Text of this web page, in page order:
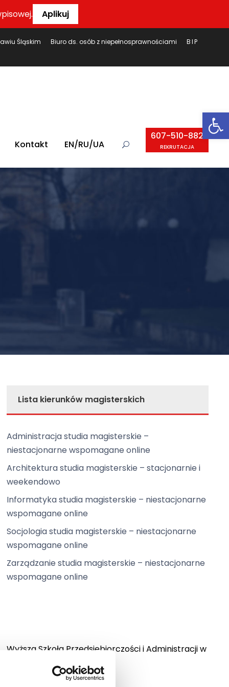
Aplikuj
Śląskim Biuro ds. osób z niepełnosprawnościami BIP
Kontakt EN/RU/UA
607-510-882
REKRUTACJA
Lista kierunków magisterskich
Administracja studia magisterskie –
niestacjonarne wspomagane online
Architektura studia magisterskie – stacjonarnie i
weekendowo
Informatyka studia magisterskie – niestacjonarne
wspomagane online
Socjologia studia magisterskie – niestacjonarne
wspomagane online
Zarządzanie studia magisterskie – niestacjonarne
wspomagane online
Wyższa Szkoła Przedsiębiorczości i Administracji w
Bursaki 12, 20-150 Lublin